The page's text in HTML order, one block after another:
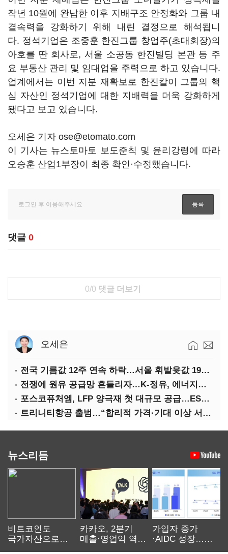
작년 10월에 완납한 이후 지배구조 안정화와 그룹 내
결속력을 강화하기 위해 내린 결정으로 해석됩니
다. 정석기업은 조중훈 한진그룹 창업주(초대회장)의
아호를 딴 회사로, 서울 소공동 한진빌딩 본관 등 주
요 부동산 관리 및 임대업을 주력으로 하고 있습니다.
업계에서는 이번 지분 재확보로 한진칼이 그룹의 핵
심 자산인 정석기업에 대한 지배력을 더욱 강화하게
됐다고 보고 있습니다.
오세은 기자 ose@etomato.com
이 기사는 뉴스토마토 보도준칙 및 윤리강령에 따라
오승훈 산업1부장이 최종 확인·수정했습니다.
댓글 0
0/0 댓글 더보기
오세은
전국 기름값 12주 연속 하락…서울 휘발윳값 1909원
전쟁에 원유 공급망 흔들리자…K-정유, 에너지안보 핵심으로 재부상
포스코퓨처엠, LFP 양극재 첫 대규모 공급…ESS 시장 공략
트리니티항공 출범…“합리적 가격·기대 이상 서비스로 승부”
뉴스리듬
비트코인도
국가자산으로…'
카카오, 2분기
매출·영업익 역대
가입자 증가
·AIDC 성장…